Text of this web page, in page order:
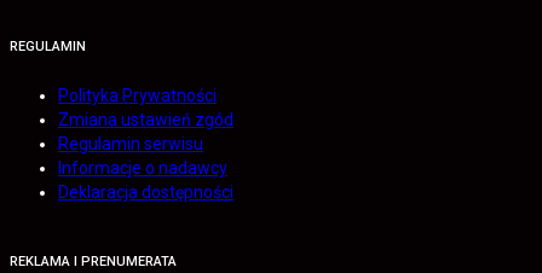
REGULAMIN
Polityka Prywatności
Zmiana ustawień zgód
Regulamin serwisu
Informacje o nadawcy
Deklaracja dostępności
REKLAMA I PRENUMERATA